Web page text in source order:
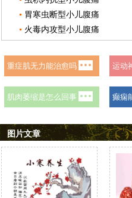
胃寒虫断型小儿腹痛
火毒内攻型小儿腹痛
图片文章